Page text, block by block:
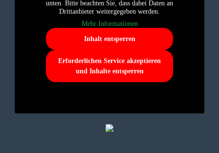
unten. Bitte beachten Sie, dass dabei Daten an
Drittanbieter weitergegeben werden.
Mehr Informationen
Inhalt entsperren
Erforderlichen Service akzeptieren
und Inhalte entsperren